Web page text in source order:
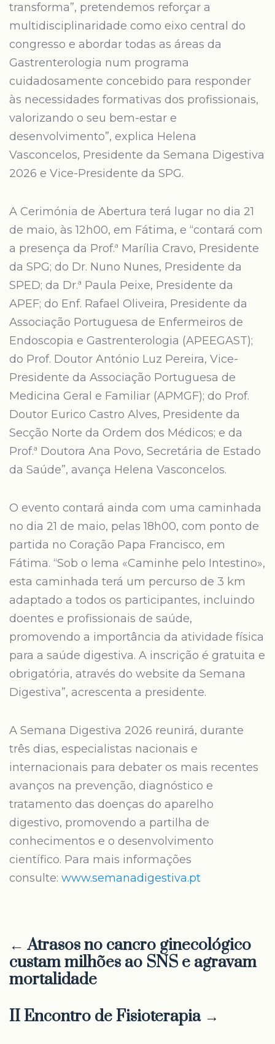
transforma”, pretendemos reforçar a
multidisciplinaridade como eixo central do
congresso e abordar todas as áreas da
Gastrenterologia num programa
cuidadosamente concebido para responder
às necessidades formativas dos profissionais,
valorizando o seu bem-estar e
desenvolvimento”, explica Helena
Vasconcelos, Presidente da Semana Digestiva
2026 e Vice-Presidente da SPG.
A Cerimónia de Abertura terá lugar no dia 21
de maio, às 12h00, em Fátima, e “contará com
a presença da Prof.ª Marília Cravo, Presidente
da SPG; do Dr. Nuno Nunes, Presidente da
SPED; da Dr.ª Paula Peixe, Presidente da
APEF; do Enf. Rafael Oliveira, Presidente da
Associação Portuguesa de Enfermeiros de
Endoscopia e Gastrenterologia (APEEGAST);
do Prof. Doutor António Luz Pereira, Vice-
Presidente da Associação Portuguesa de
Medicina Geral e Familiar (APMGF); do Prof.
Doutor Eurico Castro Alves, Presidente da
Secção Norte da Ordem dos Médicos; e da
Prof.ª Doutora Ana Povo, Secretária de Estado
da Saúde”, avança Helena Vasconcelos.
O evento contará ainda com uma caminhada
no dia 21 de maio, pelas 18h00, com ponto de
partida no Coração Papa Francisco, em
Fátima. “Sob o lema «Caminhe pelo Intestino»,
esta caminhada terá um percurso de 3 km
adaptado a todos os participantes, incluindo
doentes e profissionais de saúde,
promovendo a importância da atividade física
para a saúde digestiva. A inscrição é gratuita e
obrigatória, através do website da Semana
Digestiva”, acrescenta a presidente.
A Semana Digestiva 2026 reunirá, durante
três dias, especialistas nacionais e
internacionais para debater os mais recentes
avanços na prevenção, diagnóstico e
tratamento das doenças do aparelho
digestivo, promovendo a partilha de
conhecimentos e o desenvolvimento
científico. Para mais informações
consulte: www.semanadigestiva.pt
← Atrasos no cancro ginecológico
custam milhões ao SNS e agravam
mortalidade
II Encontro de Fisioterapia →